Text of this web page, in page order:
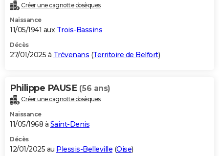
Créer une cagnotte obsèques
Naissance
11/05/1941 aux Trois-Bassins
Décès
27/01/2025 à Trévenans (Territoire de Belfort)
Philippe PAUSE (56 ans)
Créer une cagnotte obsèques
Naissance
11/05/1968 à Saint-Denis
Décès
12/01/2025 au Plessis-Belleville (Oise)